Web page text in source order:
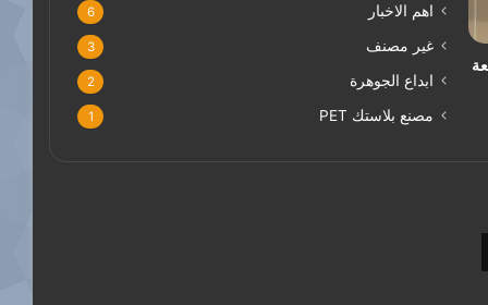
اهم الاخبار 6
غير مصنف 3
ابداع الجوهرة 2
مصنع بلاستك PET 1